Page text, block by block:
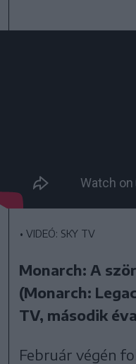
• VIDEÓ: SKY TV
Monarch: A
(Monarch:
TV, második
Február végén